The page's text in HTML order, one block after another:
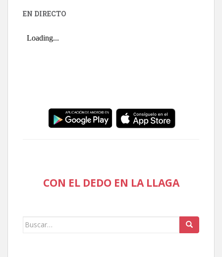
EN DIRECTO
CON EL DEDO EN LA LLAGA
Buscar: